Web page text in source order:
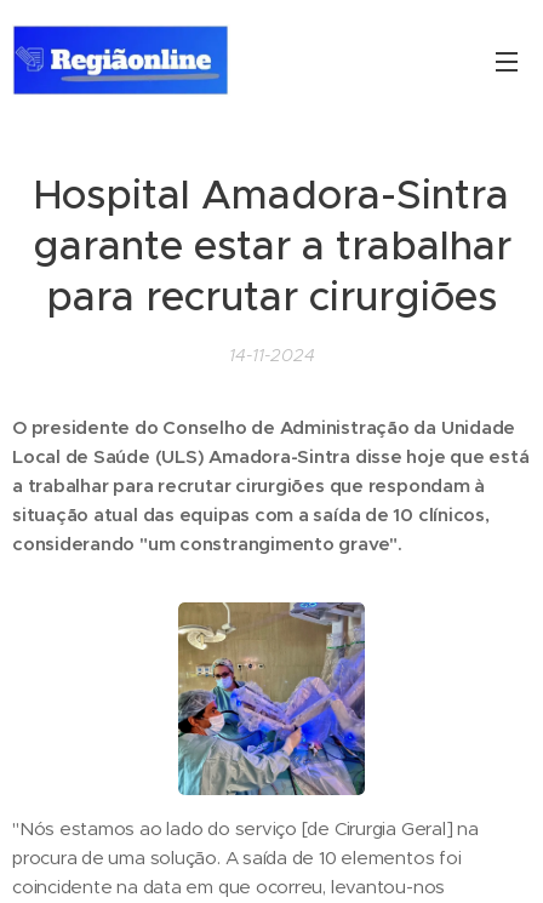
Hospital Amadora-Sintra
garante estar a trabalhar
para recrutar cirurgiões
14-11-2024
O presidente do Conselho de Administração da Unidade
Local de Saúde (ULS) Amadora-Sintra disse hoje que está
a trabalhar para recrutar cirurgiões que respondam à
situação atual das equipas com a saída de 10 clínicos,
considerando "um constrangimento grave".
"Nós estamos ao lado do serviço [de Cirurgia Geral] na
procura de uma solução. A saída de 10 elementos foi
coincidente na data em que ocorreu, levantou-nos